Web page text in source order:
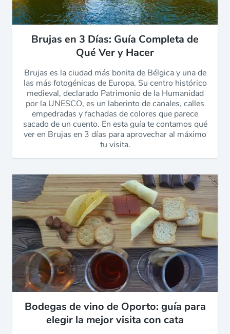
Brujas en 3 Días: Guía Completa de
Qué Ver y Hacer
Brujas es la ciudad más bonita de Bélgica y una de
las más fotogénicas de Europa. Su centro histórico
medieval, declarado Patrimonio de la Humanidad
por la UNESCO, es un laberinto de canales, calles
empedradas y fachadas de colores que parece
sacado de un cuento. En esta guía te contamos qué
ver en Brujas en 3 días para aprovechar al máximo
tu visita.
Bodegas de vino de Oporto: guía para
elegir la mejor visita con cata